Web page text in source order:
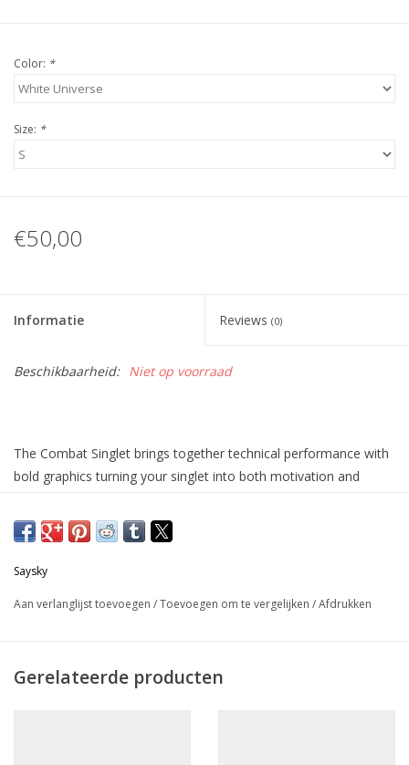
Color: *
Size: *
€50,00
Informatie Reviews (0)
Beschikbaarheid: Niet op voorraad
The Combat Singlet brings together technical performance with
bold graphics turning your singlet into both motivation and
excellent breathability, moisture control, and keeps you light on
your feet. The technical construction minimizes cling, giving
freedom in every stride. A singlet made to perform – and to
Saysky
Aan verlanglijst toevoegen /Toevoegen om te vergelijken /Afdrukken
Gerelateerde producten